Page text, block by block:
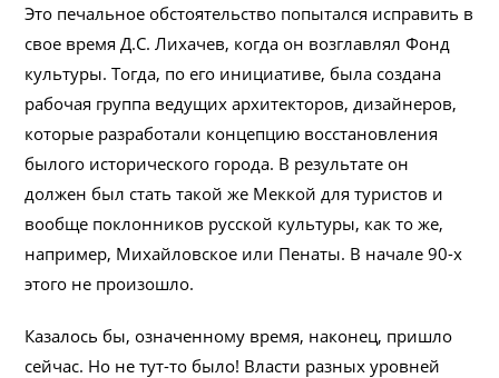
Это печальное обстоятельство попытался исправить в
свое время Д.С. Лихачев, когда он возглавлял Фонд
культуры. Тогда, по его инициативе, была создана
рабочая группа ведущих архитекторов, дизайнеров,
которые разработали концепцию восстановления
былого исторического города. В результате он
должен был стать такой же Меккой для туристов и
вообще поклонников русской культуры, как то же,
например, Михайловское или Пенаты. В начале 90-х
этого не произошло.
Казалось бы, означенному время, наконец, пришло
сейчас. Но не тут-то было! Власти разных уровней